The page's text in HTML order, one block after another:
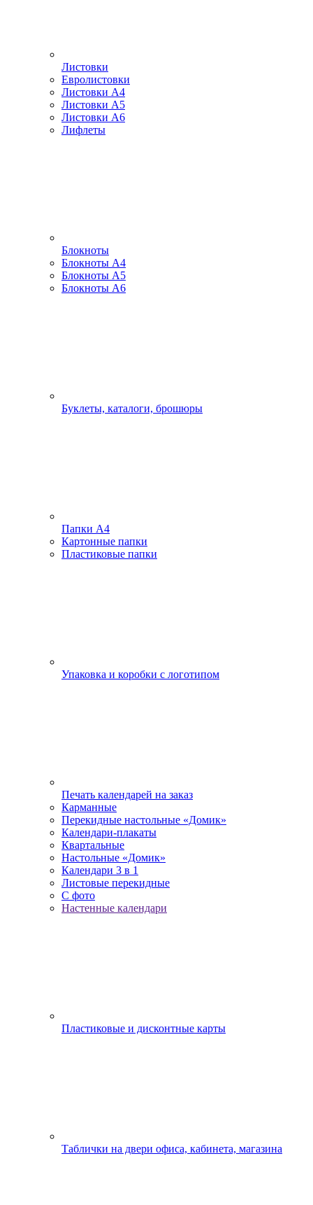
Листовки
Евролистовки
Листовки А4
Листовки А5
Листовки А6
Лифлеты
Блокноты
Блокноты А4
Блокноты А5
Блокноты А6
Буклеты, каталоги, брошюры
Папки А4
Картонные папки
Пластиковые папки
Упаковка и коробки с логотипом
Печать календарей на заказ
Карманные
Перекидные настольные «Домик»
Календари-плакаты
Квартальные
Настольные «Домик»
Календари 3 в 1
Листовые перекидные
С фото
Настенные календари
Пластиковые и дисконтные карты
Таблички на двери офиса, кабинета, магазина